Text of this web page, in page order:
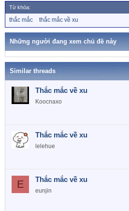
a
c
t
o
s
Từ khóa:
ừ
k
thắc mắc thắc mắc về xu
Những người đang xem chủ đề này
Similar threads
Thắc mắc về xu
Koocnaxo
Thắc mắc về xu
lelehue
E Thắc mắc về xu
eunjin